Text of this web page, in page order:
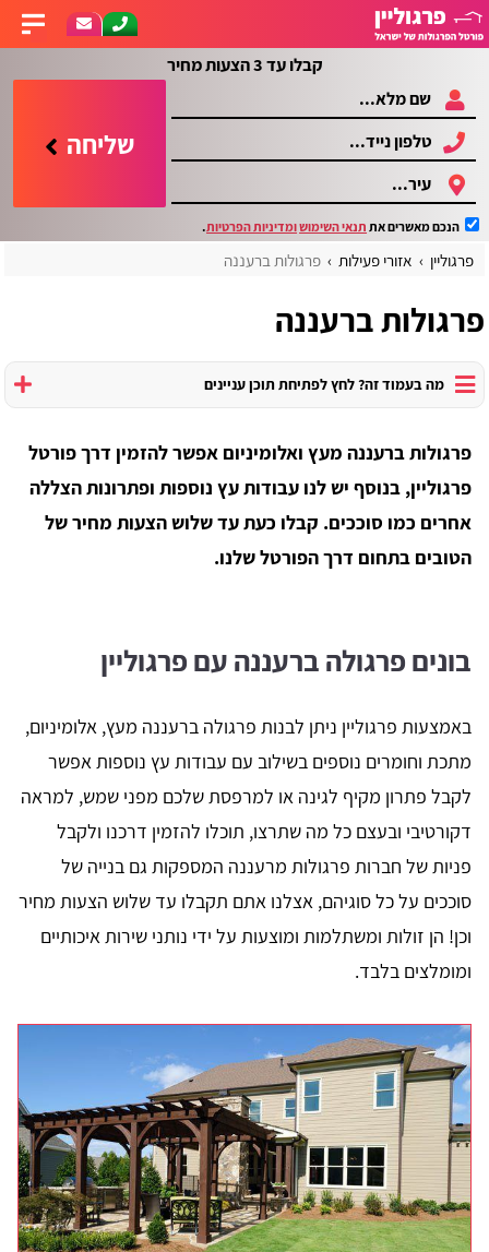
קבלו עד 3 הצעות מחיר
שליחה
הנכם מאשרים את תנאי השימושומדיניות הפרטיות.
פרגוליין אזורי פעילות פרגולות ברעננה
פרגולות ברעננה
מה בעמוד זה? לחץ לפתיחת תוכן עניינים
פרגולות ברעננה מעץ ואלומיניום אפשר להזמין דרך פורטל
פרגוליין, בנוסף יש לנו עבודות עץ נוספות ופתרונות הצללה
אחרים כמו סוככים. קבלו כעת עד שלוש הצעות מחיר של
הטובים בתחום דרך הפורטל שלנו.
בונים פרגולה ברעננה עם פרגוליין
באמצעות פרגוליין ניתן לבנות פרגולה ברעננה מעץ, אלומיניום,
מתכת וחומרים נוספים בשילוב עם עבודות עץ נוספות אפשר
לקבל פתרון מקיף לגינה או למרפסת שלכם מפני שמש, למראה
דקורטיבי ובעצם כל מה שתרצו, תוכלו להזמין דרכנו ולקבל
פניות של חברות פרגולות מרעננה המספקות גם בנייה של
סוככים על כל סוגיהם, אצלנו אתם תקבלו עד שלוש הצעות מחיר
וכן! הן זולות ומשתלמות ומוצעות על ידי נותני שירות איכותיים
ומומלצים בלבד.